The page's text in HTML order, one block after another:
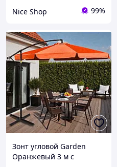
Nice Shop 99%
Зонт угловой Garden
Оранжевый 3 м с